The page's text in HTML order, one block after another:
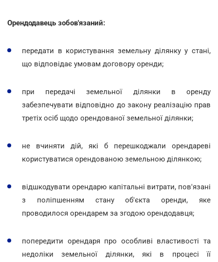
Орендодавець зобов'язаний:
передати в користування земельну ділянку у стані,
що відповідає умовам договору оренди;
при передачі земельної ділянки в оренду
забезпечувати відповідно до закону реалізацію прав
третіх осіб щодо орендованої земельної ділянки;
не вчиняти дій, які б перешкоджали орендареві
користуватися орендованою земельною ділянкою;
відшкодувати орендарю капітальні витрати, пов'язані
з поліпшенням стану об'єкта оренди, яке
проводилося орендарем за згодою орендодавця;
попередити орендаря про особливі властивості та
недоліки земельної ділянки, які в процесі її